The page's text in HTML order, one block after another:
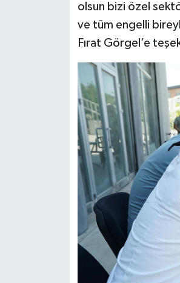
olsun bizi özel
ve tüm engelli
Fırat Görgel’e